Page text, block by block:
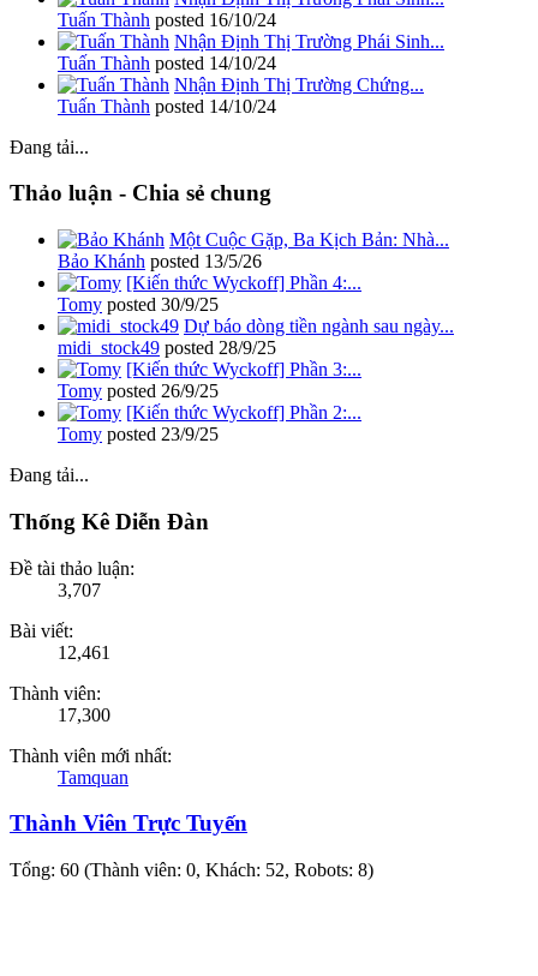
Tuấn Thành posted 16/10/24
Nhận Định Thị Trường Phái Sinh...
Tuấn Thành posted 14/10/24
Nhận Định Thị Trường Chứng...
Tuấn Thành posted 14/10/24
Đang tải...
Thảo luận - Chia sẻ chung
Một Cuộc Gặp, Ba Kịch Bản: Nhà...
Bảo Khánh posted 13/5/26
[Kiến thức Wyckoff] Phần 4:...
Tomy posted 30/9/25
Dự báo dòng tiền ngành sau ngày...
midi_stock49 posted 28/9/25
[Kiến thức Wyckoff] Phần 3:...
Tomy posted 26/9/25
[Kiến thức Wyckoff] Phần 2:...
Tomy posted 23/9/25
Đang tải...
Thống Kê Diễn Đàn
Đề tài thảo luận:
3,707
Bài viết:
12,461
Thành viên:
17,300
Thành viên mới nhất:
Tamquan
Thành Viên Trực Tuyến
Tổng: 60 (Thành viên: 0, Khách: 52, Robots: 8)